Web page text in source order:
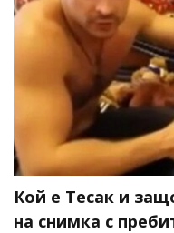
Кой е Тесак и
на снимка с